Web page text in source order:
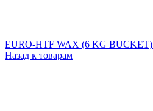
EURO-HTF WAX (6 KG BUCKET)
Назад к товарам